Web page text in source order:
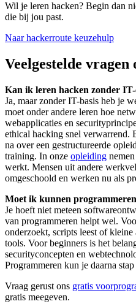
Wil je leren hacken? Begin dan
die bij jou past.
Naar hackerroute keuzehulp
Veelgestelde
Kan ik leren hacken zonder
Ja, maar zonder IT-basis heb je
moet onder andere leren hoe
webapplicaties en
ethical hacking snel verwarrend.
na over een gestructureerde
training. In onze opleiding
werkt. Mensen uit andere
omgeschoold en werken nu als
Moet ik kunnen
Je hoeft niet meteen
van programmeren helpt wel.
onderzoekt, scripts leest of
tools. Voor beginners is het
securityconcepten en
Programmeren kun je daarna
Vraag gerust ons gratis
gratis meegeven.